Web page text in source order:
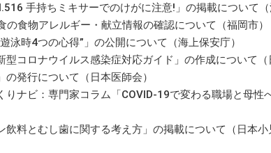
手持ちミキサーでのけがに注意!」の掲載について（
の食物アレルギー・献立情報の確認について（福岡市）
泳時4つの心得”」の公開について（海上保安庁）
型コロナウイルス感染症対応ガイド」の作成について（
の発行について（日本医師会）
りナビ：専門家コラム「COVID-19で変わる職場と母
飲料とむし歯に関する考え方」の掲載について（日本小